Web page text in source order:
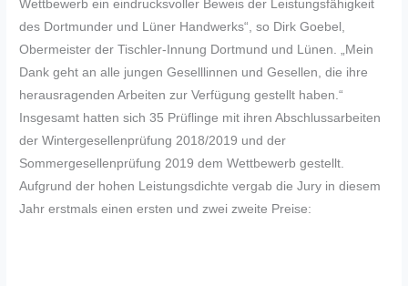
Wettbewerb ein eindrucksvoller Beweis der Leistungsfähigkeit
des Dortmunder und Lüner Handwerks“, so Dirk Goebel,
Obermeister der Tischler-Innung Dortmund und Lünen. „Mein
Dank geht an alle jungen Geselllinnen und Gesellen, die ihre
herausragenden Arbeiten zur Verfügung gestellt haben.“
Insgesamt hatten sich 35 Prüflinge mit ihren Abschlussarbeiten
der Wintergesellenprüfung 2018/2019 und der
Sommergesellenprüfung 2019 dem Wettbewerb gestellt.
Aufgrund der hohen Leistungsdichte vergab die Jury in diesem
Jahr erstmals einen ersten und zwei zweite Preise: